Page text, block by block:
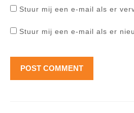
Stuur mij een e-mail als er
Stuur mij een e-mail als er